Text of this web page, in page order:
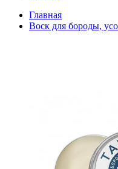
Главная
Воск для бороды,